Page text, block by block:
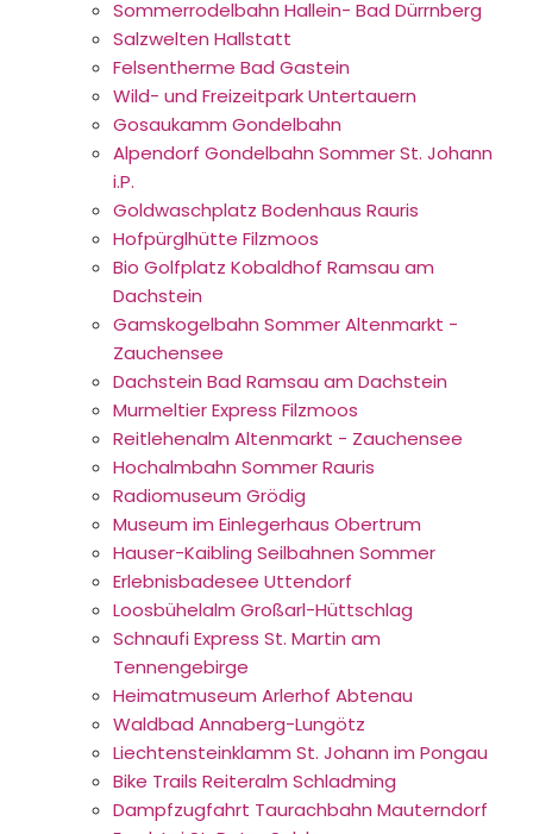
Sommerrodelbahn Hallein- Bad Dürrnberg
Salzwelten Hallstatt
Felsentherme Bad Gastein
Wild- und Freizeitpark Untertauern
Gosaukamm Gondelbahn
Alpendorf Gondelbahn Sommer St. Johann
i.P.
Goldwaschplatz Bodenhaus Rauris
Hofpürglhütte Filzmoos
Bio Golfplatz Kobaldhof Ramsau am
Dachstein
Gamskogelbahn Sommer Altenmarkt -
Zauchensee
Dachstein Bad Ramsau am Dachstein
Murmeltier Express Filzmoos
Reitlehenalm Altenmarkt - Zauchensee
Hochalmbahn Sommer Rauris
Radiomuseum Grödig
Museum im Einlegerhaus Obertrum
Hauser-Kaibling Seilbahnen Sommer
Erlebnisbadesee Uttendorf
Loosbühelalm Großarl-Hüttschlag
Schnaufi Express St. Martin am
Tennengebirge
Heimatmuseum Arlerhof Abtenau
Waldbad Annaberg-Lungötz
Liechtensteinklamm St. Johann im Pongau
Bike Trails Reiteralm Schladming
Dampfzugfahrt Taurachbahn Mauterndorf